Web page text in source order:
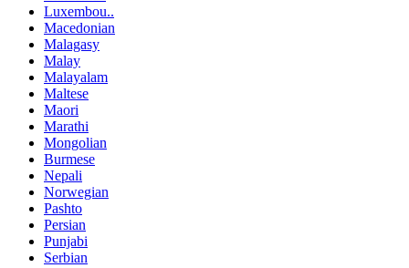
Luxembou..
Macedonian
Malagasy
Malay
Malayalam
Maltese
Maori
Marathi
Mongolian
Burmese
Nepali
Norwegian
Pashto
Persian
Punjabi
Serbian